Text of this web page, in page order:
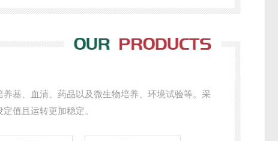
基、血清、药品以及微生物培养、环境试验等。采
值且运转更加稳定。